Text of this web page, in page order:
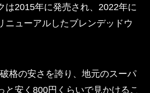
は2015年に発売され、2022年に
ニューアルしたブレンデッドウ
格の安さを誇り、地元のスーパ
と安く800円くらいで見かけるこ